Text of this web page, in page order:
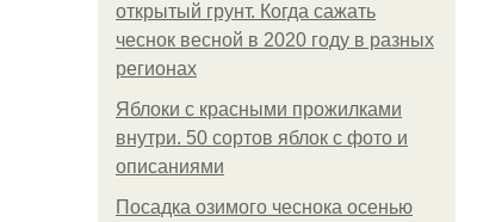
открытый грунт. Когда сажать
чеснок весной в 2020 году в разных
регионах
Яблоки с красными прожилками
внутри. 50 сортов яблок с фото и
описаниями
Посадка озимого чеснока осенью